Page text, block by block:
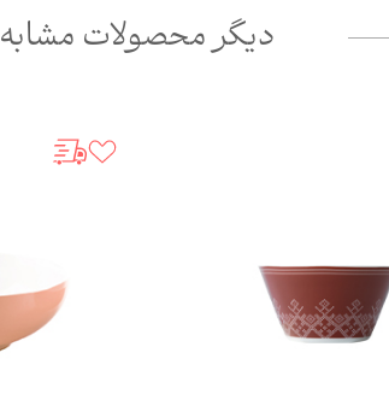
دیگر محصولات مشابه